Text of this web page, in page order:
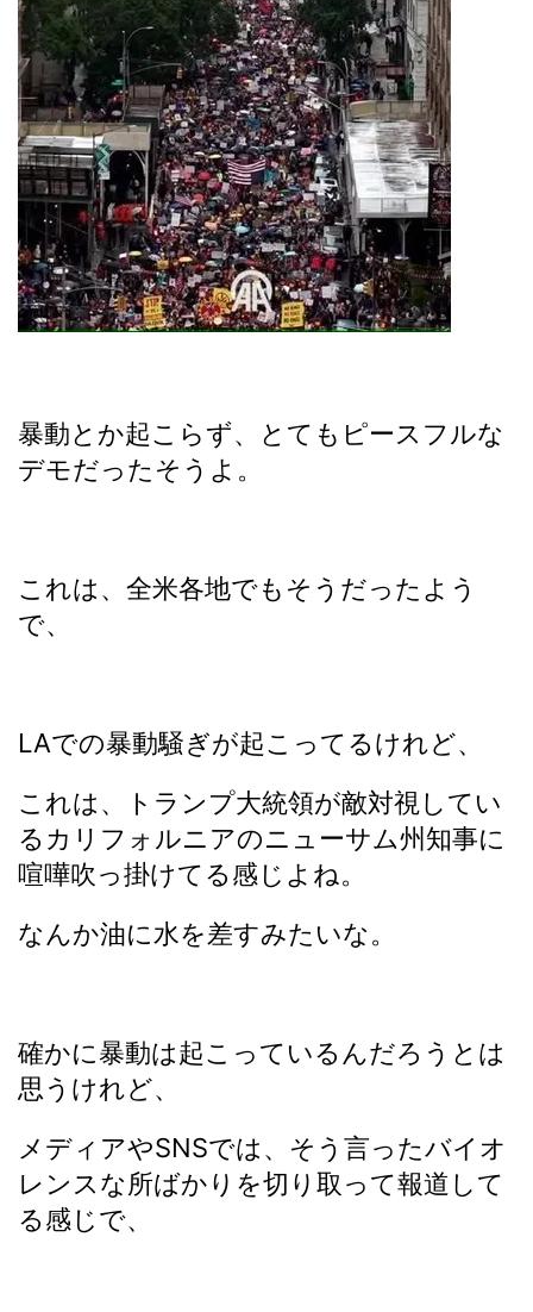
暴動とか起こらず、とてもピースフルな
デモだったそうよ。
これは、全米各地でもそうだったよう
で、
LAでの暴動騒ぎが起こってるけれど、
これは、トランプ大統領が敵対視してい
るカリフォルニアのニューサム州知事に
喧嘩吹っ掛けてる感じよね。
なんか油に水を差すみたいな。
確かに暴動は起こっているんだろうとは
思うけれど、
メディアやSNSでは、そう言ったバイオ
レンスな所ばかりを切り取って報道して
る感じで、